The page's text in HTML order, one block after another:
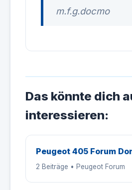
m.f.g.docmo
Das könnte dich
interessieren:
Peugeot 405 Forum
2 Beiträge • Peugeot Forum